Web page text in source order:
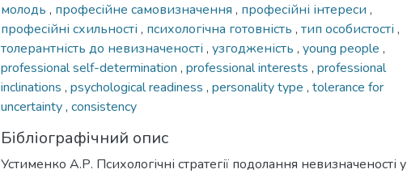
молодь , професійне самовизначення , професійні інтереси ,
професійні схильності , психологічна готовність , тип особистості ,
толерантність до невизначеності , узгодженість , young people ,
professional self-determination , professional interests , professional
inclinations , psychological readiness , personality type , tolerance for
uncertainty, consistency
Бібліографічний опис
Устименко А.Р. Психологічні стратегії подолання невизначеності у